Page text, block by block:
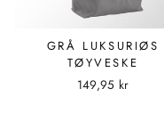
GRÅ LUKSURIØS
TØYVESKE
149,95 kr